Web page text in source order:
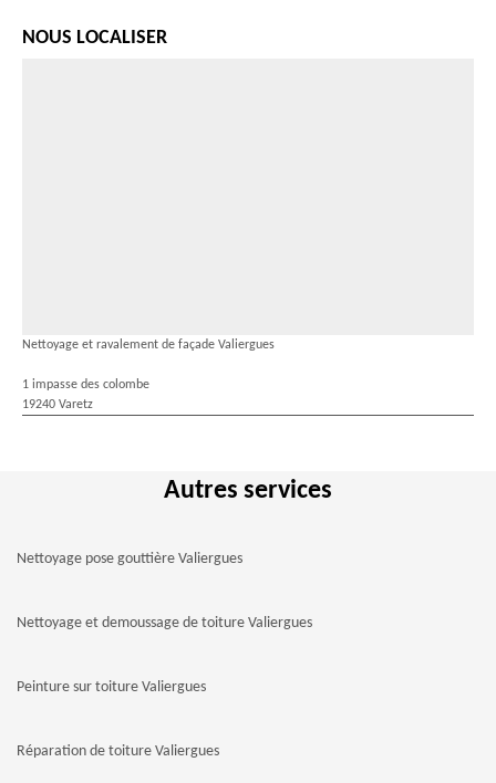
NOUS LOCALISER
Nettoyage et ravalement de façade Valiergues
1 impasse des colombe
19240 Varetz
Autres services
Nettoyage pose gouttière Valiergues
Nettoyage et demoussage de toiture Valiergues
Peinture sur toiture Valiergues
Réparation de toiture Valiergues